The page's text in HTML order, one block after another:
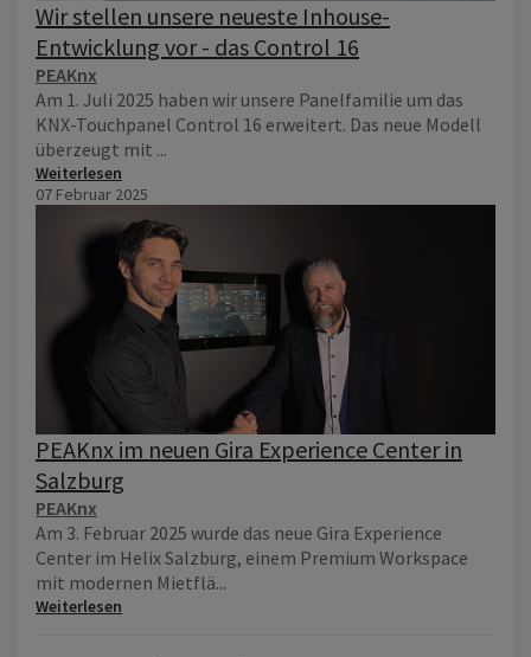
Wir stellen unsere neueste Inhouse-
Entwicklung vor - das Control 16
PEAKnx
Am 1. Juli 2025 haben wir unsere Panelfamilie um das
KNX-Touchpanel Control 16 erweitert. Das neue Modell
überzeugt mit ...
Weiterlesen
07 Februar 2025
PEAKnx im neuen Gira Experience Center in
Salzburg
PEAKnx
Am 3. Februar 2025 wurde das neue Gira Experience
Center im Helix Salzburg, einem Premium Workspace
mit modernen Mietflä...
Weiterlesen